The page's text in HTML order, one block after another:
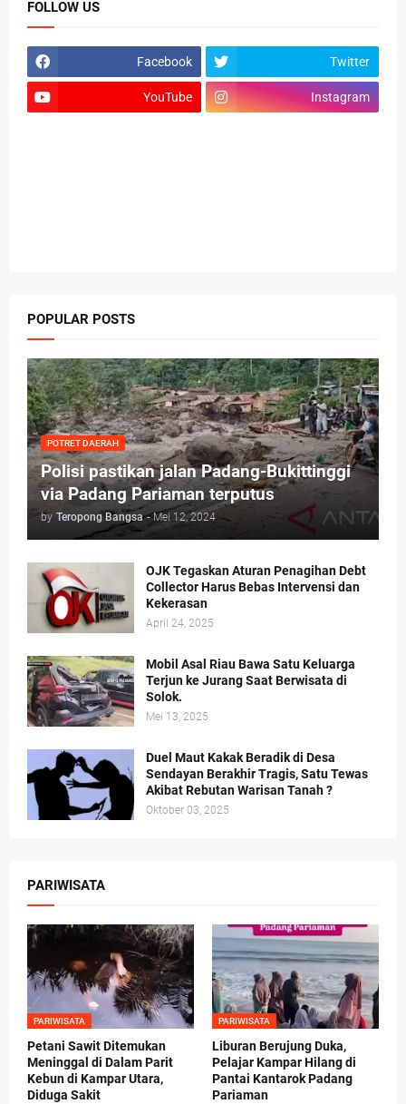
FOLLOW US
Facebook Twitter
YouTube Instagram
POPULAR POSTS
POTRET DAERAH
Polisi pastikan jalan Padang-Bukittinggi
via Padang Pariaman terputus
by Teropong Bangsa - Mei 12, 2024
OJK Tegaskan Aturan Penagihan Debt
Collector Harus Bebas Intervensi dan
Kekerasan
April 24, 2025
Mobil Asal Riau Bawa Satu Keluarga
Terjun ke Jurang Saat Berwisata di
Solok.
Mei 13, 2025
Duel Maut Kakak Beradik di Desa
Sendayan Berakhir Tragis, Satu Tewas
Akibat Rebutan Warisan Tanah ?
Oktober 03, 2025
PARIWISATA
PARIWISATA
Petani Sawit Ditemukan
Meninggal di Dalam Parit
Kebun di Kampar Utara,
Diduga Sakit
PARIWISATA
Liburan Berujung Duka,
Pelajar Kampar Hilang di
Pantai Kantarok Padang
Pariaman